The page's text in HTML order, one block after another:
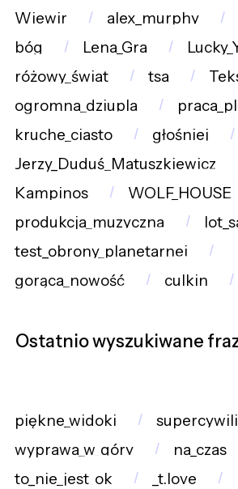
Wiewir
alex_murphy
bóg
Lena_Gra
różowy_świat
tsa
ogromna_dziupla
kruche_ciasto
głośniej
Jerzy_Duduś_Matuszkiewicz
Kampinos
WOLF_HOUSE
produkcja_muzyczna
test_obrony_planetarnej
gorąca_nowość
culkin
Ostatnio wyszukiwane
piękne_widoki
wyprawa_w_góry
na_czas
to_nie_jest_ok
_t.love